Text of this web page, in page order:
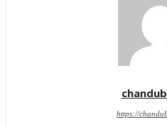
https://